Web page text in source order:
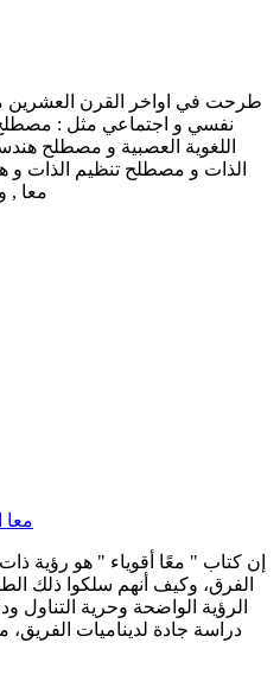
طرحت في اواخر القرن العشرين
نفسي و اجتماعي مثل :
اللغوية العصبية و مصطلح
الذات و مصطلح تنظيم الذات
معا ,
معا
إن كتاب " معًا أقوياء " هو رؤية
الفرق، وكيف أنهم سلكوا ذلك
الرؤية الواضحة وحرية
دراسة جادة لديناميات الفريق،